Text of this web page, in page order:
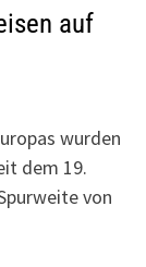
auf
wurden
dem 19.
von